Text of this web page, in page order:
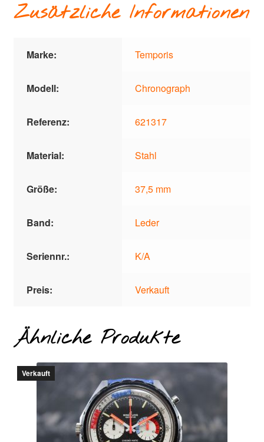
Zusätzliche Informationen
Marke: Temporis
Modell: Chronograph
Referenz: 621317
Material: Stahl
Größe: 37,5 mm
Band: Leder
Seriennr.: K/A
Preis: Verkauft
Ähnliche Produkte
Verkauft